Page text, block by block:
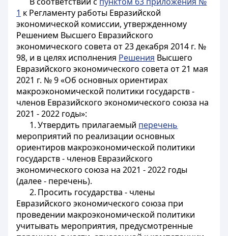
1 к Регламенту работы Евразийской
экономической комиссии, утвержденному
Решением Высшего Евразийского
экономического совета от 23 декабря 2014 г. №
98, и в целях исполнения Решения Высшего
Евразийского экономического совета от 21 мая
2021 г. № 9 «Об основных ориентирах
макроэкономической политики государств -
членов Евразийского экономического союза на
2021 - 2022 годы»:
1. Утвердить прилагаемый перечень
мероприятий по реализации основных
ориентиров макроэкономической политики
государств - членов Евразийского
экономического союза на 2021 - 2022 годы
(далее - перечень).
2. Просить государства - члены
Евразийского экономического союза при
проведении макроэкономической политики
учитывать мероприятия, предусмотренные